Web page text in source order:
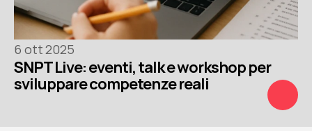
6 ott 2025
SNPT Live: eventi, talk e workshop per
sviluppare competenze reali